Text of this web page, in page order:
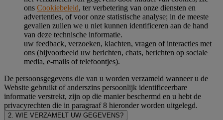
ons Cookiebeleid, ter verbetering van onze diensten en
advertenties, of voor onze statistische analyse; in de meeste
gevallen zullen we u niet kunnen identificeren aan de hand
van deze technische informatie.
uw feedback, verzoeken, klachten, vragen of interacties met
ons (bijvoorbeeld uw berichten, chats, berichten op sociale
media, e-mails of telefoontjes).
De persoonsgegevens die van u worden verzameld wanneer u de
Website gebruikt of anderszins persoonlijk identificeerbare
informatie verstrekt, zijn op die manier beschermd en u hebt de
privacyrechten die in paragraaf 8 hieronder worden uitgelegd.
2. WIE VERZAMELT UW GEGEVENS?